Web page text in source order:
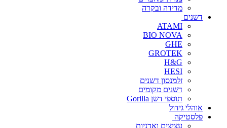
מדידה ובקרה
דשנים
ATAMI
BIO NOVA
GHE
GROTEK
H&G
HESI
זלמנסון דשנים
דשנים מקומים
תוספי דשן Gorilla
אוהלי גידול
פלסטיקה
עציצים ואדניות